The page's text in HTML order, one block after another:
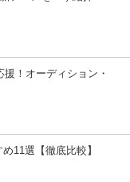
！オーディション・
11選【徹底比較】